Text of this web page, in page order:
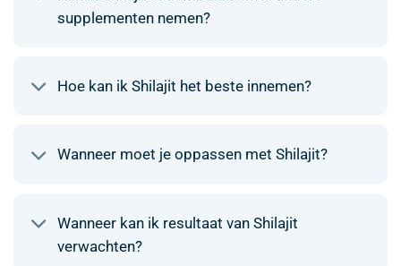
supplementen nemen?
Hoe kan ik Shilajit het beste innemen?
Wanneer moet je oppassen met Shilajit?
Wanneer kan ik resultaat van Shilajit
verwachten?